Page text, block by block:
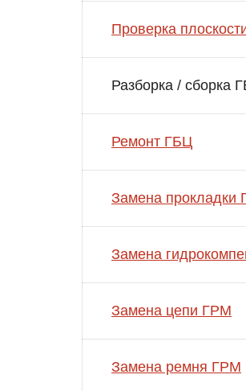
Проверка
Разборка / сборка
Ремонт ГБЦ
Замена прокладки
Замена
Замена цепи ГРМ
Замена ремня ГРМ